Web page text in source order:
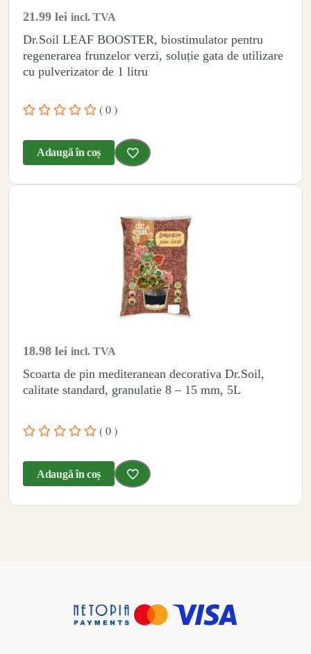
21.99 lei incl. TVA
Dr.Soil LEAF BOOSTER, biostimulator pentru
regenerarea frunzelor verzi, soluție gata de utilizare
cu pulverizator de 1 litru
( 0 )
Adaugă în coș
18.98 lei incl. TVA
Scoarta de pin mediteranean decorativa Dr.Soil,
calitate standard, granulatie 8 – 15 mm, 5L
( 0 )
Adaugă în coș